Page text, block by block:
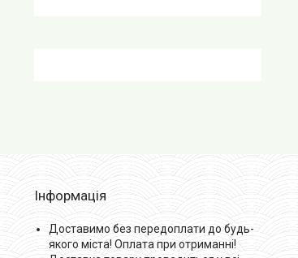
Інформація
Доставимо без передоплати до будь-
якого міста! Оплата при отриманні!